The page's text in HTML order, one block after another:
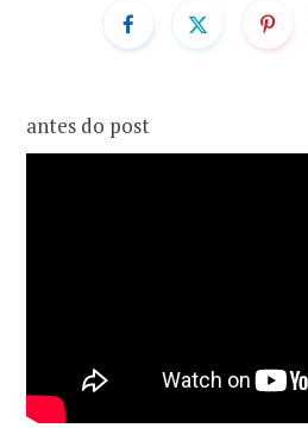
antes do post